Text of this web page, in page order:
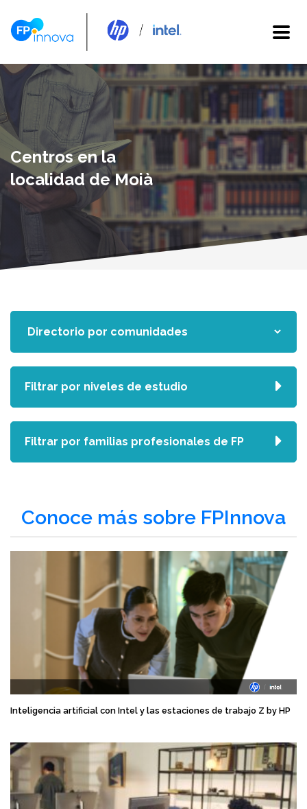
Centros en la
localidad de Moià
Conoce más sobre FPInnova
Inteligencia artificial con Intel y las estaciones de trabajo Z by HP
Filtrar por niveles de estudio
Filtrar por familias profesionales de FP